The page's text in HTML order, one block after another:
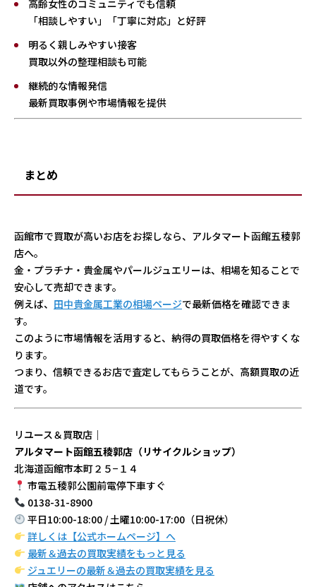
高齢女性のコミュニティでも信頼
「相談しやすい」「丁寧に対応」と好評
明るく親しみやすい接客
買取以外の整理相談も可能
継続的な情報発信
最新買取事例や市場情報を提供
まとめ
函館市で買取が高いお店をお探しなら、アルタマート函館五稜郭
店へ。
金・プラチナ・貴金属やパールジュエリーは、相場を知ることで
安心して売却できます。
例えば、 田中貴金属工業の相場ページで最新価格を確認できま
す。
このように市場情報を活用すると、納得の買取価格を得やすくな
ります。
つまり、信頼できるお店で査定してもらうことが、高額買取の近
道です。
リユース＆買取店｜
アルタマート函館五稜郭店（リサイクルショップ）
北海道函館市本町２５−１４
市電五稜郭公園前電停下車すぐ
0138-31-8900
平日10:00-18:00 / 土曜10:00-17:00（日祝休）
詳しくは【公式ホームページ】へ
最新＆過去の買取実績をもっと見る
ジュエリーの最新＆過去の買取実績を見る